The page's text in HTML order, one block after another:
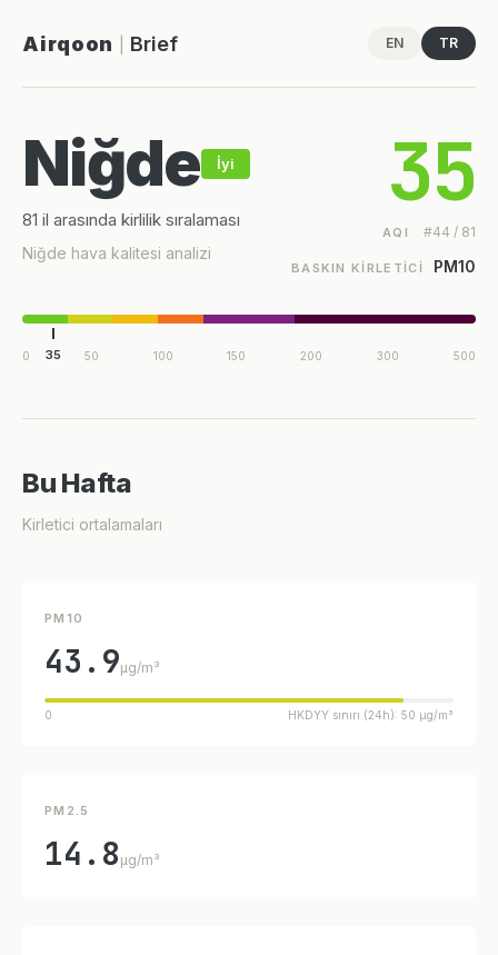
Airqoon Brief EN TR
Niğde İyi
81 il arasında kirlilik sıralaması
Niğde hava kalitesi analizi
35
AQI #44 / 81
BASKIN KIRLETICI PM10
35
0 50 100 150 200 300 500
Bu Hafta
Kirletici ortalamaları
PM10
43.9µg/m³
0 HKDYY sınırı (24h): 50 µg/m³
PM2.5
14.8 µg/m³